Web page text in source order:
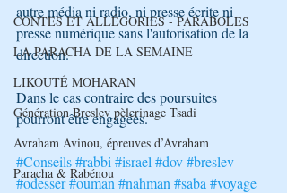
CONTES ET ALLÉGORIES - PARABOLES
LA PARACHA DE LA SEMAINE
LIKOUTÉ MOHARAN
Génération Breslev pèlerinage Tsadi
Avraham Avinou, épreuves d’Avraham
Paracha & Rabénou
autre média ni radio, ni presse écrite ni
presse numérique sans l'autorisation de la
direction.
Dans le cas contraire des poursuites
pourront être engagées.
#Conseils#rabbi #israel #dov#breslev
#odesser#ouman #nahman #saba #voyage